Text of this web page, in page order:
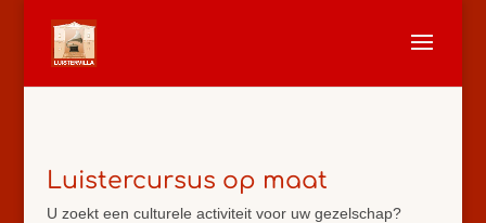
Luistercursus op maat
U zoekt een culturele activiteit voor uw gezelschap?